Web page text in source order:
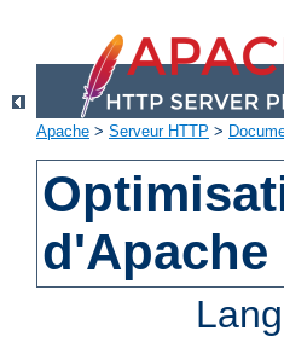
Apache > Serveur HTTP >
d'Apache